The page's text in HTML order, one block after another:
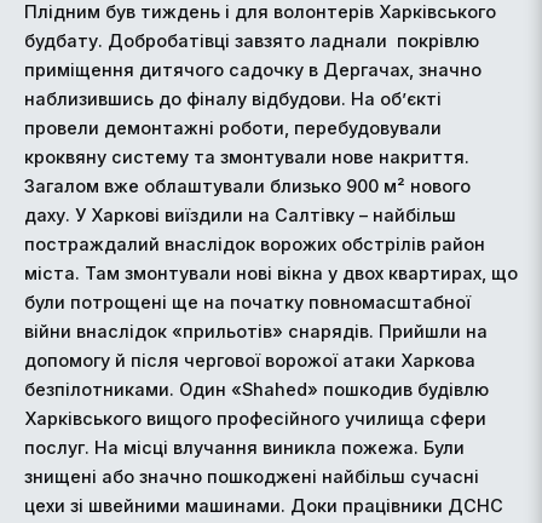
Плідним був тиждень і для волонтерів Харківського
будбату. Добробатівці завзято ладнали покрівлю
приміщення дитячого садочку в Дергачах, значно
наблизившись до фіналу відбудови. На об’єкті
провели демонтажні роботи, перебудовували
кроквяну систему та змонтували нове накриття.
Загалом вже облаштували близько 900 м² нового
даху. У Харкові виїздили на Салтівку – найбільш
постраждалий внаслідок ворожих обстрілів район
міста. Там змонтували нові вікна у двох квартирах, що
були потрощені ще на початку повномасштабної
війни внаслідок «прильотів» снарядів. Прийшли на
допомогу й після чергової ворожої атаки Харкова
безпілотниками. Один «Shahed» пошкодив будівлю
Харківського вищого професійного училища сфери
послуг. На місці влучання виникла пожежа. Були
знищені або значно пошкоджені найбільш сучасні
цехи зі швейними машинами. Доки працівники ДСНС